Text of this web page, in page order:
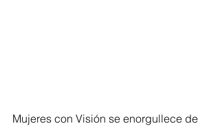
Mujeres con Visión se enorgullece de